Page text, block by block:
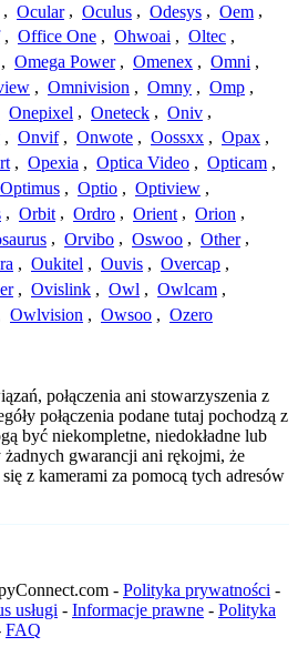
, Ocular , Oculus , Odesys , Oem ,
, Office One , Ohwoai , Oltec ,
, Omega Power , Omenex , Omni ,
, Omnivision , Omny , Omp ,
Onepixel , Oneteck , Oniv ,
, Onvif , Onwote , Oossxx , Opax ,
, Opexia , Optica Video , Opticam ,
Optimus , Optio , Optiview ,
, Orbit , Ordro , Orient , Orion ,
, Orvibo , Oswoo , Other ,
, Oukitel , Ouvis , Overcap ,
, Ovislink , Owl , Owlcam ,
Owlvision , Owsoo , Ozero
połączenia ani stowarzyszenia z
połączenia podane tutaj pochodzą z
być niekompletne, niedokładne lub
gwarancji ani rękojmi, że
z kamerami za pomocą tych adresów
- Polityka prywatności -
usługi - Informacje prawne - Polityka
FAQ